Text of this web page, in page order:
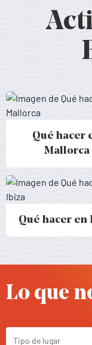
Qué hacer
Mallorca
Activitats a
Qué hacer en
Activitats a Ibiza -
Lo que
Tipo de lugar